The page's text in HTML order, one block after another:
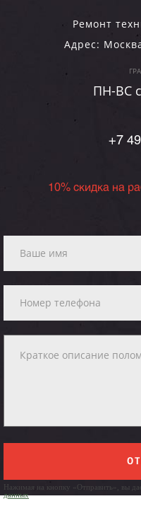
Ремонт
Адрес:
ПН-ВC
+7
10% скидка на
Нажимая на кнопку «Отправить», вы
данных